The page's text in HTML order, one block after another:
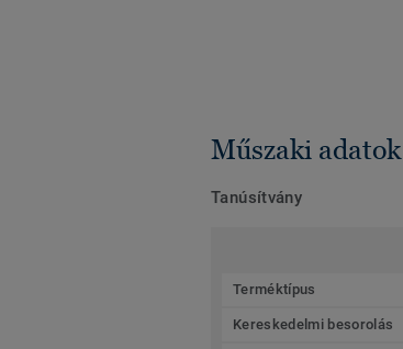
Műszaki adatok
Tanúsítvány
Terméktípus
Kereskedelmi besorolás